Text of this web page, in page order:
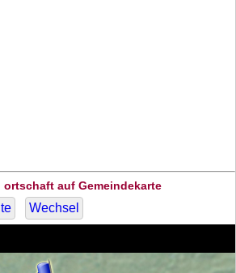
auf Gemeindekarte
Wechsel